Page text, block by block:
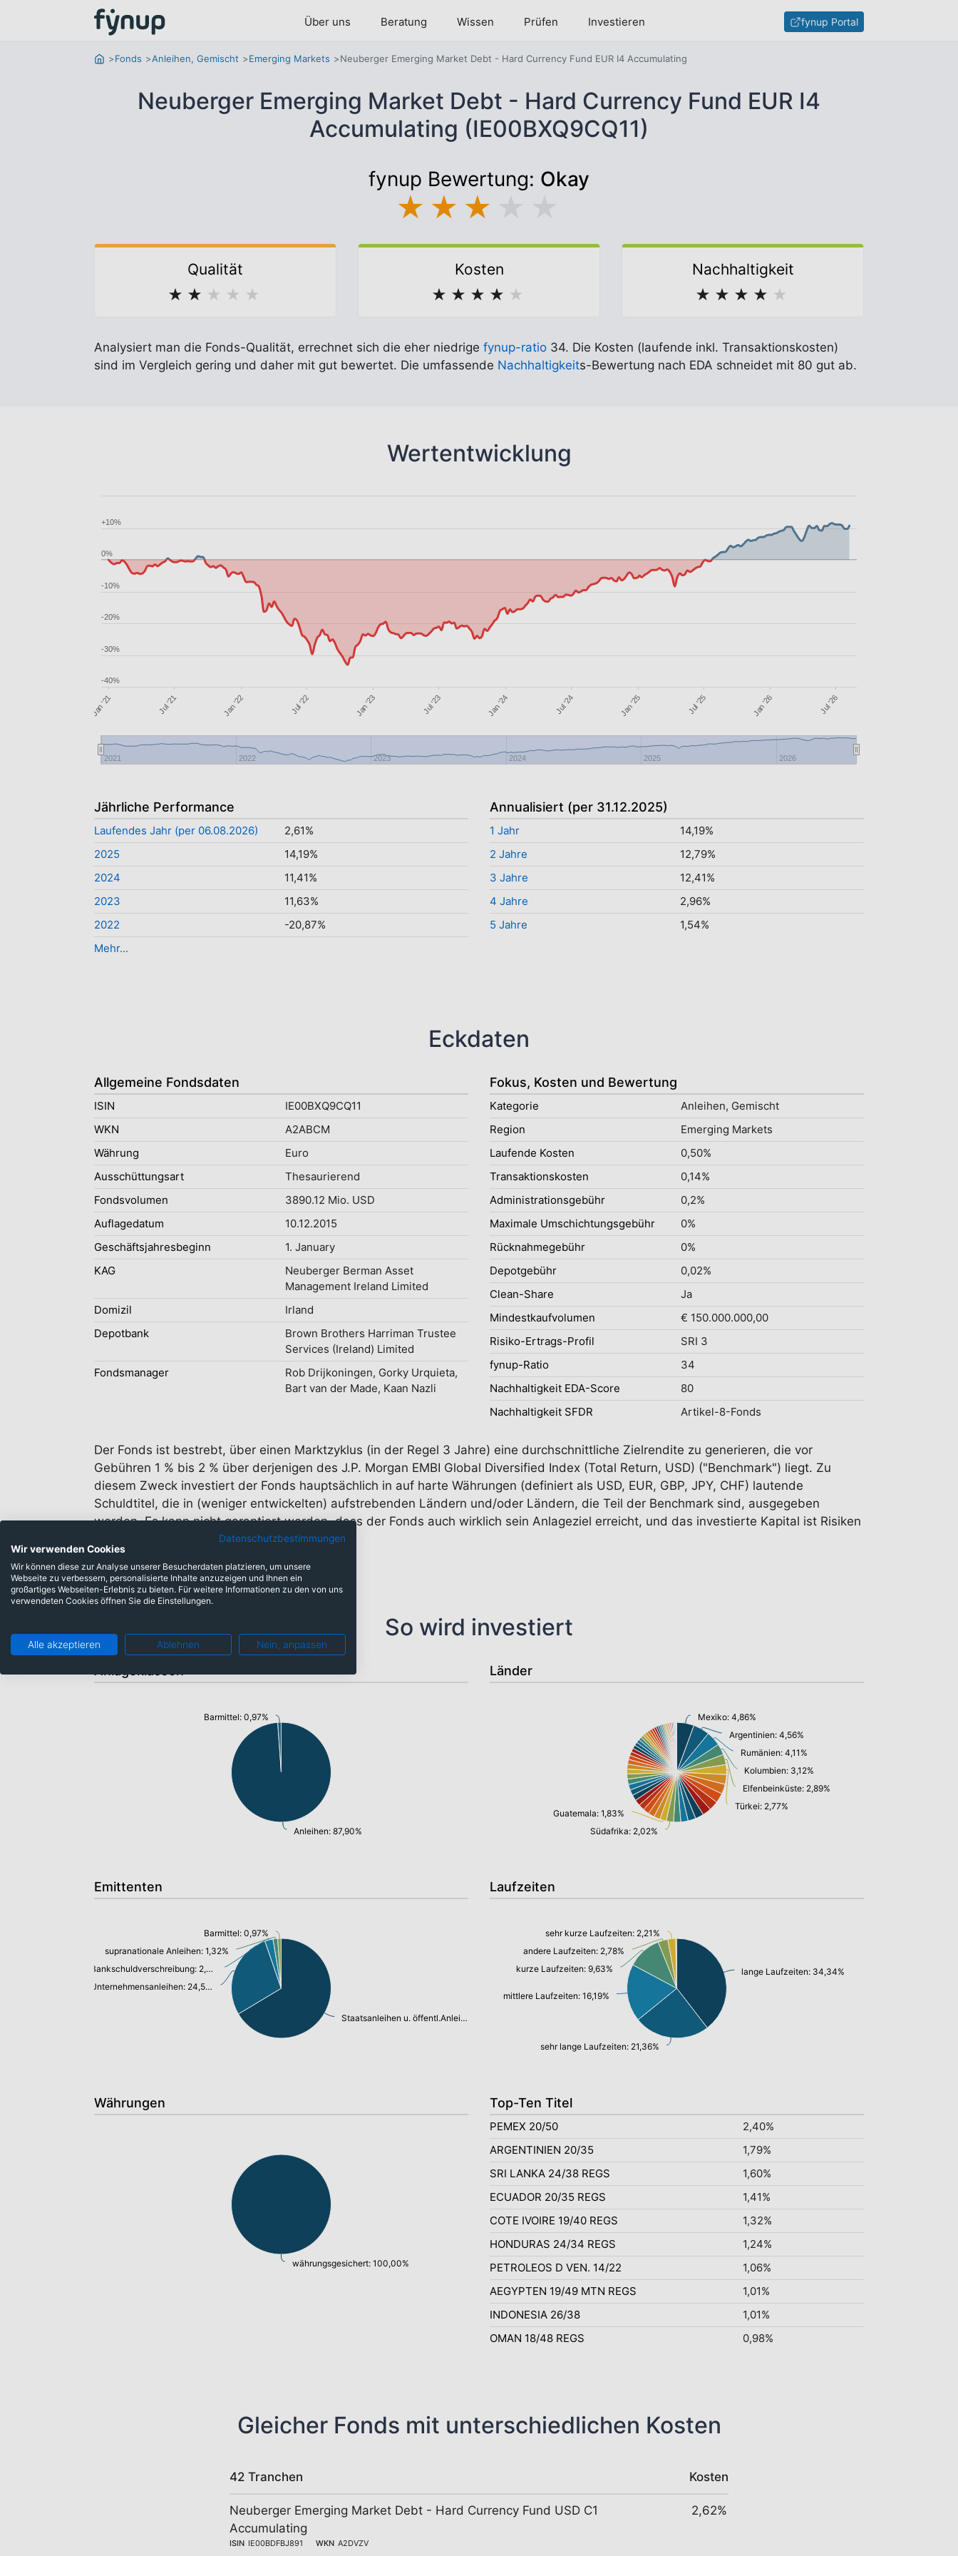
Über uns Beratung Wissen Prüfen Investieren fynup Portal
Fonds Anleihen, Gemischt Emerging Markets Neuberger Emerging Market Debt - Hard Currency Fund EUR I4 Accumulating
Neuberger Emerging Market Debt - Hard Currency Fund EUR I4
Accumulating (IE00BXQ9CQ11)
fynup Bewertung: Okay
★ ★ ★
Qualität
★ ★ ★ ★ ★
Kosten
★ ★ ★ ★ ★
Nachhaltigkeit
★ ★ ★ ★ ★
Analysiert man die Fonds-Qualität, errechnet sich die eher niedrige fynup-ratio 34. Die Kosten (laufende inkl. Transaktionskosten)
sind im Vergleich gering und daher mit gut bewertet. Die umfassende Nachhaltigkeits-Bewertung nach EDA schneidet mit 80 gut ab.
Wertentwicklung
Jan '21 Jul '21 Jan '22 Jul '22 Jan '23 Jul '23 Jan '24 Jul '24 Jan '25 Jul '25 Jan '26 Jul '26
2021 2022 2023 2024 2025 2026
-40%
-30%
-20%
-10%
0%
+10%
Jährliche Performance
Laufendes Jahr (per 06.08.2026)
2,61%
2025
14,19%
2024
11,41%
2023
11,63%
2022
-20,87%
Mehr...
Annualisiert (per 31.12.2025)
1 Jahr
14,19%
2 Jahre
12,79%
3 Jahre
12,41%
4 Jahre
2,96%
5 Jahre
1,54%
Eckdaten
Allgemeine Fondsdaten
ISIN
IE00BXQ9CQ11
WKN
A2ABCM
Währung
Euro
Ausschüttungsart
Thesaurierend
Fondsvolumen
3890.12 Mio. USD
Auflagedatum
10.12.2015
Geschäftsjahresbeginn
1. January
KAG
Neuberger Berman Asset
Management Ireland Limited
Domizil
Irland
Depotbank
Brown Brothers Harriman Trustee
Services (Ireland) Limited
Fondsmanager
Rob Drijkoningen, Gorky Urquieta,
Bart van der Made, Kaan Nazli
Fokus, Kosten und Bewertung
Kategorie
Anleihen, Gemischt
Region
Emerging Markets
Laufende Kosten
0,50%
Transaktionskosten
0,14%
Administrationsgebühr
0,2%
Maximale Umschichtungsgebühr
0%
Rücknahmegebühr
0%
Depotgebühr
0,02%
Clean-Share
Ja
Mindestkaufvolumen
€ 150.000.000,00
Risiko-Ertrags-Profil
SRI 3
fynup-Ratio
34
Nachhaltigkeit EDA-Score
80
Nachhaltigkeit SFDR
Artikel-8-Fonds
Der Fonds ist bestrebt, über einen Marktzyklus (in der Regel 3 Jahre) eine durchschnittliche Zielrendite zu generieren, die vor
Gebühren 1 % bis 2 % über derjenigen des J.P. Morgan EMBI Global Diversified Index (Total Return, USD) ("Benchmark") liegt. Zu
diesem Zweck investiert der Fonds hauptsächlich in auf harte Währungen (definiert als USD, EUR, GBP, JPY, CHF) lautende
Schuldtitel, die in (weniger entwickelten) aufstrebenden Ländern und/oder Ländern, die Teil der Benchmark sind, ausgegeben
werden. Es kann nicht garantiert werden, dass der Fonds auch wirklich sein Anlageziel erreicht, und das investierte Kapital ist Risiken
So wird investiert
Anleihen: 87,90%
Barmittel: 0,97%
Länder
Mexiko: 4,86%
Argentinien: 4,56%
Rumänien: 4,11%
Kolumbien: 3,12%
Elfenbeinküste: 2,89%
Türkei: 2,77%
Südafrika: 2,02%
Guatemala: 1,83%
Emittenten
Staatsanleihen u. öffentl.Anleihen: 57,66%
Unternehmensanleihen: 24,58%
Bankschuldverschreibung: 2,30%
supranationale Anleihen: 1,32%
Barmittel: 0,97%
Laufzeiten
lange Laufzeiten: 34,34%
sehr lange Laufzeiten: 21,36%
mittlere Laufzeiten: 16,19%
kurze Laufzeiten: 9,63%
andere Laufzeiten: 2,78%
sehr kurze Laufzeiten: 2,21%
Währungen
währungsgesichert: 100,00%
Top-Ten Titel
PEMEX 20/50
2,40%
ARGENTINIEN 20/35
1,79%
SRI LANKA 24/38 REGS
1,60%
ECUADOR 20/35 REGS
1,41%
COTE IVOIRE 19/40 REGS
1,32%
HONDURAS 24/34 REGS
1,24%
PETROLEOS D VEN. 14/22
1,06%
AEGYPTEN 19/49 MTN REGS
1,01%
INDONESIA 26/38
1,01%
OMAN 18/48 REGS
0,98%
Gleicher Fonds mit unterschiedlichen Kosten
42 Tranchen Kosten
Neuberger Emerging Market Debt - Hard Currency Fund USD C1
Accumulating
ISIN IE00BDFBJ891 WKN A2DVZV
2,62%
Datenschutzbestimmungen
Wir verwenden Cookies
Wir können diese zur Analyse unserer Besucherdaten platzieren, um unsere
Webseite zu verbessern, personalisierte Inhalte anzuzeigen und Ihnen ein
großartiges Webseiten-Erlebnis zu bieten. Für weitere Informationen zu den von uns
verwendeten Cookies öffnen Sie die Einstellungen.
Alle akzeptieren Ablehnen Nein, anpassen